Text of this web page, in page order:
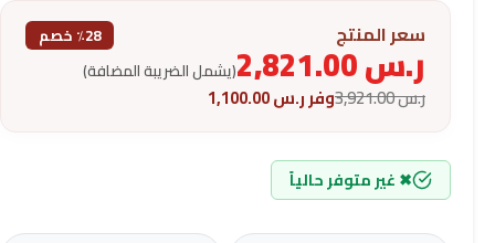
سعر المنتج ٪28 خصم
ر.س (يشمل الضريبة المضافة)
ر.س3,921.00 وفرر.س
✖ غير متوفر حالياً